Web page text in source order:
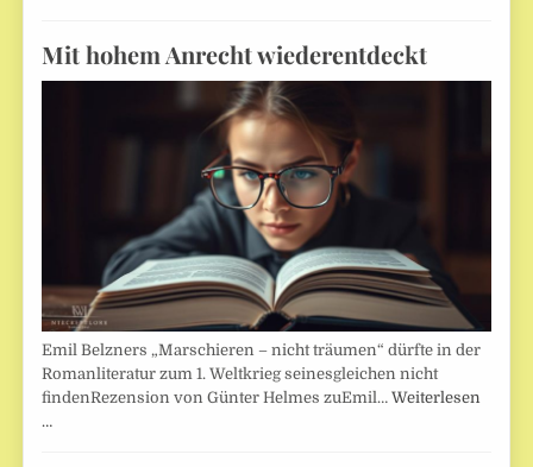
Mit hohem Anrecht wiederentdeckt
Emil Belzners „Marschieren – nicht träumen“ dürfte in der
Romanliteratur zum 1. Weltkrieg seinesgleichen nicht
findenRezension von Günter Helmes zuEmil…Weiterlesen
…